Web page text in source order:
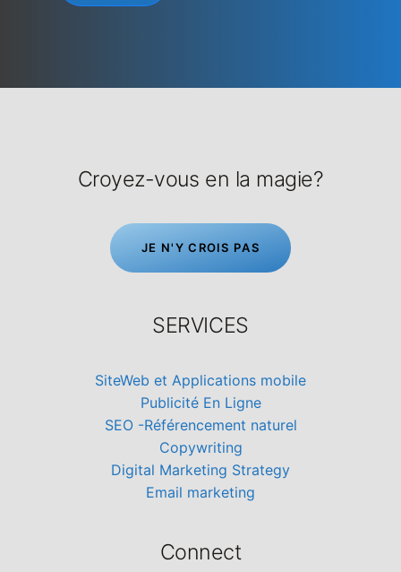
Croyez-vous en la magie?
JE N'Y C ROIS PAS
SERVICES
SiteWeb et Applications mobile
Publicité En Ligne
SEO -Référencement naturel
Copywriting
Digital Marketing Strategy
Email marketing
Connect